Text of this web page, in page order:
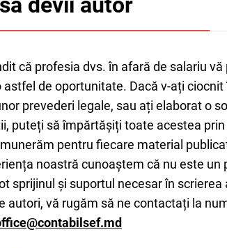
că profesia dvs. în afară de salariu
astfel de oportunitate. Dacă v-ați
prevederi legale, sau ați elaborat o
puteți să împărtășiți toate acestea
pentru fiecare material
noastră cunoaștem că nu este
sprijinul și suportul necesar în
autori, vă rugăm să ne contactați la